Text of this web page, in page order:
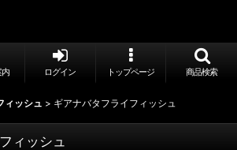
内 ログイン トップページ 商品検索
ッシュ > ギアナバタフライフィッシュ
ィッシュ